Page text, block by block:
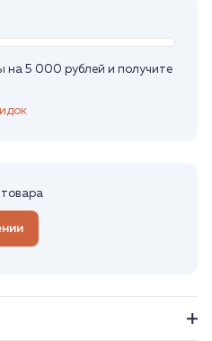
на 5 000 рублей и получите
товара